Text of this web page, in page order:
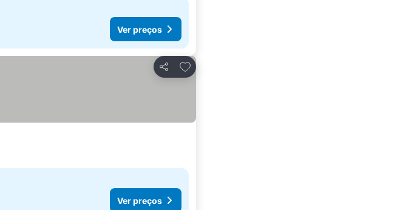
Ver preços
Partilhar
Adicionar aos favoritos
Ver preços